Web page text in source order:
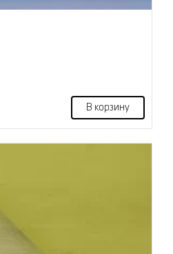
В корзину